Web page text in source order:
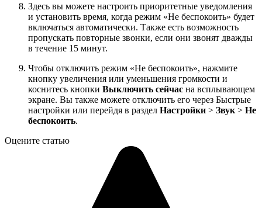
Здесь вы можете настроить приоритетные уведомления
и установить время, когда режим «Не беспокоить» будет
включаться автоматически. Также есть возможность
пропускать повторные звонки, если они звонят дважды
в течение 15 минут.
Чтобы отключить режим «Не беспокоить», нажмите
кнопку увеличения или уменьшения громкости и
коснитесь кнопки Выключить сейчас на всплывающем
экране. Вы также можете отключить его через Быстрые
настройки или перейдя в раздел Настройки > Звук > Не
беспокоить.
Оцените статью